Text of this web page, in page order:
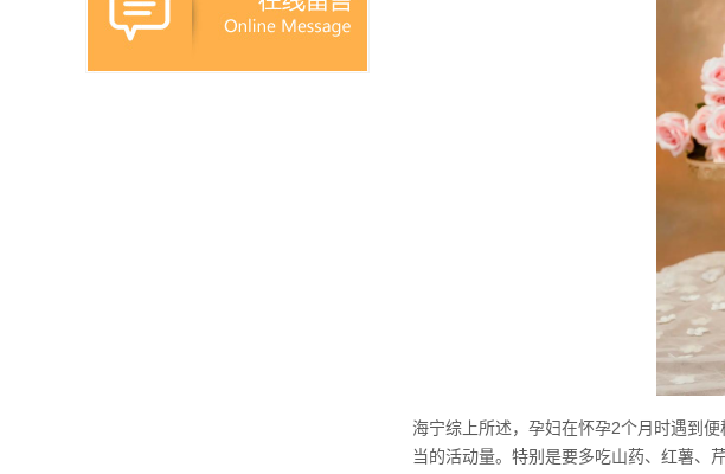
海宁综上所述，孕妇在怀孕2个月时遇到
当的活动量。特别是要多吃山药、红薯、